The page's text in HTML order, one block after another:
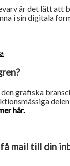
är det lätt att
i sin digitala
grafiska
här.
mail till din